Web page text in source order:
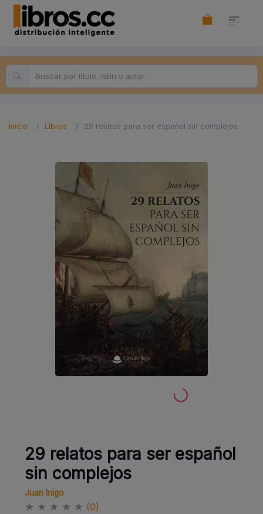
Inicio Libros 29 relatos para ser español sin complejos
29 relatos para ser español
sin complejos
Juan Inigo
★ ★ ★ ★ ★ (0)